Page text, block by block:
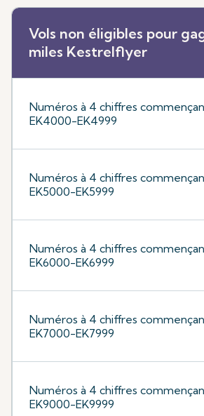
Vols non éligibles pour
miles Kestrelflyer
Numéros à 4 chiffres
EK4000-EK4999
Numéros à 4 chiffres
EK5000-EK5999
Numéros à 4 chiffres
EK6000-EK6999
Numéros à 4 chiffres
EK7000-EK7999
Numéros à 4 chiffres
EK9000-EK9999